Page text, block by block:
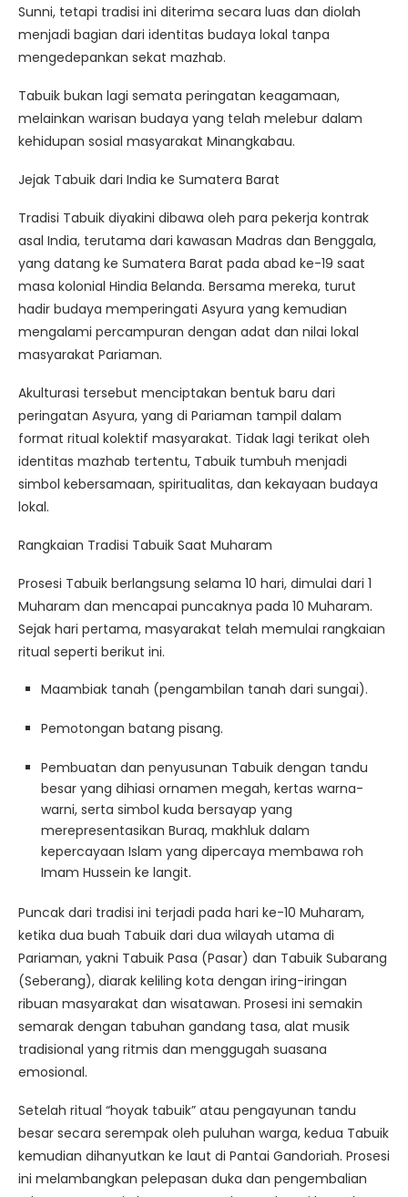
Sunni, tetapi tradisi ini diterima secara luas dan diolah
menjadi bagian dari identitas budaya lokal tanpa
mengedepankan sekat mazhab.
Tabuik bukan lagi semata peringatan keagamaan,
melainkan warisan budaya yang telah melebur dalam
kehidupan sosial masyarakat Minangkabau.
Jejak Tabuik dari India ke Sumatera Barat
Tradisi Tabuik diyakini dibawa oleh para pekerja kontrak
asal India, terutama dari kawasan Madras dan Benggala,
yang datang ke Sumatera Barat pada abad ke-19 saat
masa kolonial Hindia Belanda. Bersama mereka, turut
hadir budaya memperingati Asyura yang kemudian
mengalami percampuran dengan adat dan nilai lokal
masyarakat Pariaman.
Akulturasi tersebut menciptakan bentuk baru dari
peringatan Asyura, yang di Pariaman tampil dalam
format ritual kolektif masyarakat. Tidak lagi terikat oleh
identitas mazhab tertentu, Tabuik tumbuh menjadi
simbol kebersamaan, spiritualitas, dan kekayaan budaya
lokal.
Rangkaian Tradisi Tabuik Saat Muharam
Prosesi Tabuik berlangsung selama 10 hari, dimulai dari 1
Muharam dan mencapai puncaknya pada 10 Muharam.
Sejak hari pertama, masyarakat telah memulai rangkaian
ritual seperti berikut ini.
Maambiak tanah (pengambilan tanah dari sungai).
Pemotongan batang pisang.
Pembuatan dan penyusunan Tabuik dengan tandu
besar yang dihiasi ornamen megah, kertas warna-
warni, serta simbol kuda bersayap yang
merepresentasikan Buraq, makhluk dalam
kepercayaan Islam yang dipercaya membawa roh
Imam Hussein ke langit.
Puncak dari tradisi ini terjadi pada hari ke-10 Muharam,
ketika dua buah Tabuik dari dua wilayah utama di
Pariaman, yakni Tabuik Pasa (Pasar) dan Tabuik Subarang
(Seberang), diarak keliling kota dengan iring-iringan
ribuan masyarakat dan wisatawan. Prosesi ini semakin
semarak dengan tabuhan gandang tasa, alat musik
tradisional yang ritmis dan menggugah suasana
emosional.
Setelah ritual “hoyak tabuik” atau pengayunan tandu
besar secara serempak oleh puluhan warga, kedua Tabuik
kemudian dihanyutkan ke laut di Pantai Gandoriah. Prosesi
ini melambangkan pelepasan duka dan pengembalian